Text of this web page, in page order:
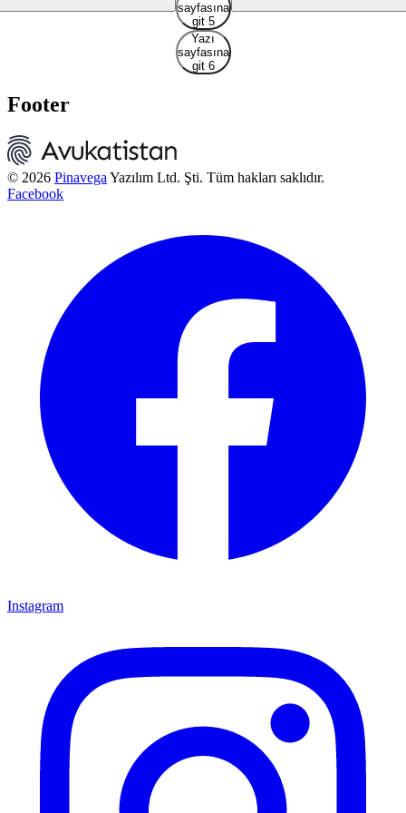
sayfasına
git 5
Yazı
sayfasına
git 6
Footer
© 2026 Pinavega Yazılım Ltd. Şti. Tüm hakları saklıdır.
Facebook
Instagram